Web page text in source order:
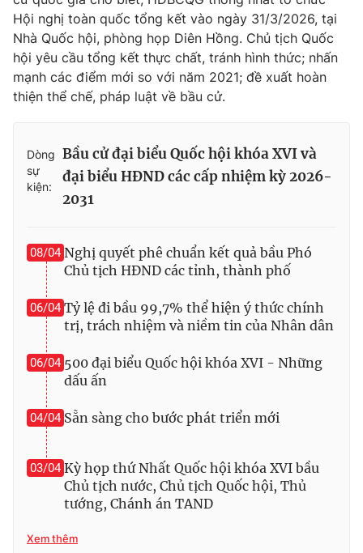
Hội nghị toàn quốc tổng kết vào ngày 31/3/2026, tại
Nhà Quốc hội, phòng họp Diên Hồng. Chủ tịch Quốc
hội yêu cầu tổng kết thực chất, tránh hình thức; nhấn
mạnh các điểm mới so với năm 2021; đề xuất hoàn
thiện thể chế, pháp luật về bầu cử.
Dòng
sự
kiện:
Bầu cử đại biểu Quốc hội khóa XVI và
đại biểu HĐND các cấp nhiệm kỳ 2026-
2031
08/04 Nghị quyết phê chuẩn kết quả bầu Phó
Chủ tịch HĐND các tỉnh, thành phố
06/04 Tỷ lệ đi bầu 99,7% thể hiện ý thức chính
trị, trách nhiệm và niềm tin của Nhân dân
06/04 500 đại biểu Quốc hội khóa XVI - Những
dấu ấn
04/04 Sẵn sàng cho bước phát triển mới
03/04 Kỳ họp thứ Nhất Quốc hội khóa XVI bầu
Chủ tịch nước, Chủ tịch Quốc hội, Thủ
tướng, Chánh án TAND
Xem thêm